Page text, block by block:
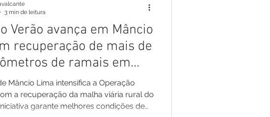
Verão avança em Mâncio
recuperação de mais de
de ramais em
de trabalho
Mâncio Lima intensifica a Operação
a recuperação da malha viária rural do
garante melhores condições de
3 min de leitura